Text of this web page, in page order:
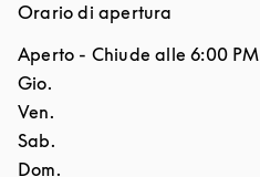
Orario di apertura
Aperto - Chiude alle 6:00 PM
Giorno della settimana
Gio.
Ven.
Sab.
Dom.